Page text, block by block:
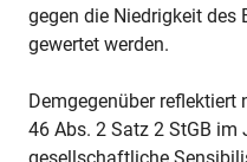
gegen die Niedrigkeit des
gewertet werden.
Demgegenüber
46 Abs. 2 Satz 2 StGB